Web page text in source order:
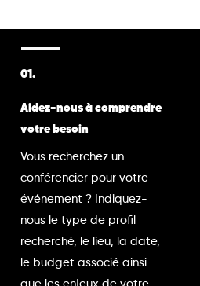
01.
Aidez-nous à comprendre
votre besoin
Vous recherchez un
conférencier pour votre
événement ? Indiquez-
nous le type de profil
recherché, le lieu, la date,
le budget associé ainsi